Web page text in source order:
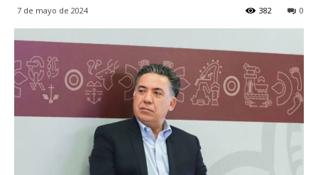
7 de mayo de 2024 0
382